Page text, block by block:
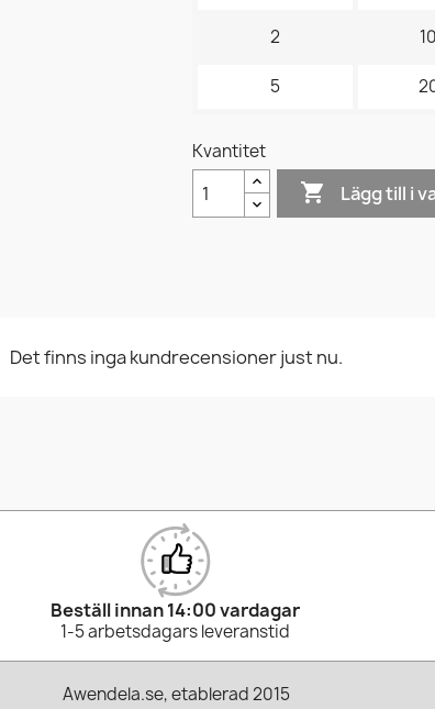
2
5
Kvantitet
 Lägg till i
Det finns inga kundrecensioner just nu.
Beställ innan 14:00 vardagar
1-5 arbetsdagars leveranstid
Awendela.se, etablerad 2015